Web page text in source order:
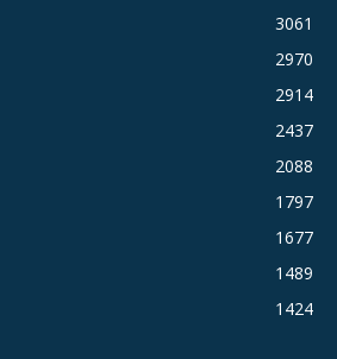
3061
2970
2914
2437
2088
1797
1677
1489
1424